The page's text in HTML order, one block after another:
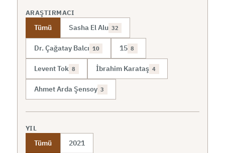
ARAŞTIRMACI
Tümü Sasha El Alu 32
Dr. Çağatay Balcı 10 15 8
Levent Tok 8 İbrahim Karataş 4
Ahmet Arda Şensoy 3
YIL
Tümü 2021